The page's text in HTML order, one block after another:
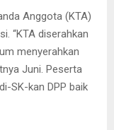
Anggota (KTA)
“KTA diserahkan
menyerahkan
Juni. Peserta
SK-kan DPP baik